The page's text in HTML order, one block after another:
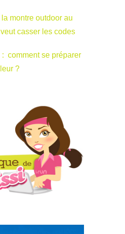
montre outdoor au
casser les codes
: comment se préparer
?